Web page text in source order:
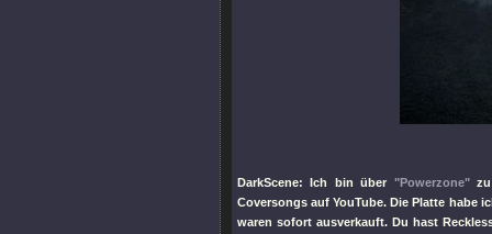
DarkScene: Ich bin über "Powerzone"
Coversongs auf YouTube. Die Platte habe
waren sofort ausverkauft. Du hast